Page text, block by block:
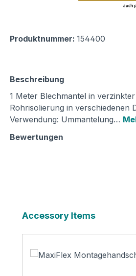
Produktnummer: 154400
Beschreibung
1 Meter Blechmantel in
Rohrisolierung in verschiedenen
Verwendung: Ummantelung…
Bewertungen
Produktgalerie überspringen
Accessory Items